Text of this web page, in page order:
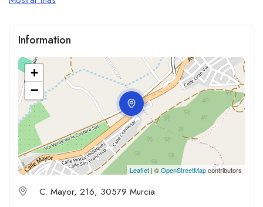
Information
+
−
Leaflet | ©OpenStreetMapcontributors
C. Mayor, 216, 30579 Murcia